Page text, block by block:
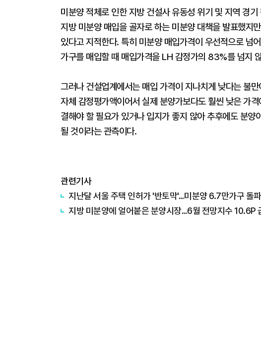
미분양 적체로 인한 지방 건설사 유동성 위기 및 지역 경
지방 미분양 매입을 골자로 하는 미분양 대책을 발표했지
있다고 지적한다. 특히 미분양 매입가격이 우선적으로
가구를 매입할 때 매입가격을 LH 감정가의 83%를 넘지
그러나 건설업계에서는 매입 가격이 지나치게 낮다는 불
자체 감정평가액이어서 실제 분양가보다도 훨씬 낮은 가
결해야 할 필요가 있거나 입지가 좋지 않아 추후에도 분
될 것이라는 관측이다.
관련기사
지난달 서울 주택 인허가 '반토막'…미분양 6.7만가구 돌파
지방 미분양에 얼어붙은 분양시장…6월 전망지수 10.6P